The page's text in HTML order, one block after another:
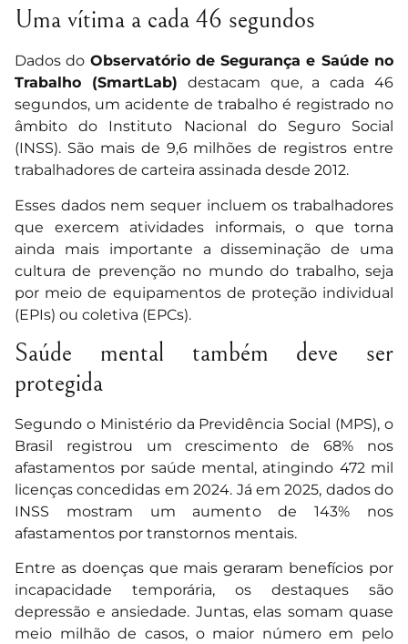
Uma vítima a cada 46 segundos
Dados do Observatório de Segurança e Saúde no
Trabalho (SmartLab) destacam que, a cada 46
segundos, um acidente de trabalho é registrado no
âmbito do Instituto Nacional do Seguro Social
(INSS). São mais de 9,6 milhões de registros entre
trabalhadores de carteira assinada desde 2012.
Esses dados nem sequer incluem os trabalhadores
que exercem atividades informais, o que torna
ainda mais importante a disseminação de uma
cultura de prevenção no mundo do trabalho, seja
por meio de equipamentos de proteção individual
(EPIs) ou coletiva (EPCs).
Saúde mental também deve ser
protegida
Segundo o Ministério da Previdência Social (MPS), o
Brasil registrou um crescimento de 68% nos
afastamentos por saúde mental, atingindo 472 mil
licenças concedidas em 2024. Já em 2025, dados do
INSS mostram um aumento de 143% nos
afastamentos por transtornos mentais.
Entre as doenças que mais geraram benefícios por
incapacidade temporária, os destaques são
depressão e ansiedade. Juntas, elas somam quase
meio milhão de casos, o maior número em pelo